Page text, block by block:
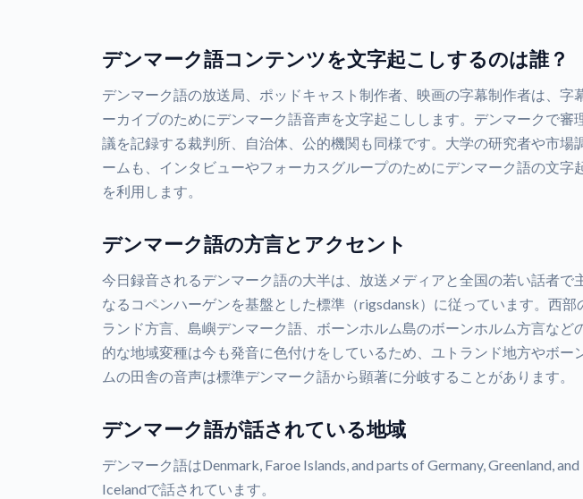
デンマーク語コンテンツを文字起こしするのは誰？
デンマーク語の放送局、ポッドキャスト制作者、映画の字幕制作者は、字
ーカイブのためにデンマーク語音声を文字起こしします。デンマークで審
議を記録する裁判所、自治体、公的機関も同様です。大学の研究者や市場
ームも、インタビューやフォーカスグループのためにデンマーク語の文字
を利用します。
デンマーク語の方言とアクセント
今日録音されるデンマーク語の大半は、放送メディアと全国の若い話者で
なるコペンハーゲンを基盤とした標準（rigsdansk）に従っています。西部
ランド方言、島嶼デンマーク語、ボーンホルム島のボーンホルム方言など
的な地域変種は今も発音に色付けをしているため、ユトランド地方やボー
ムの田舎の音声は標準デンマーク語から顕著に分岐することがあります。
デンマーク語が話されている地域
デンマーク語はDenmark, Faroe Islands, and parts of Germany, Greenland, and
Icelandで話されています。